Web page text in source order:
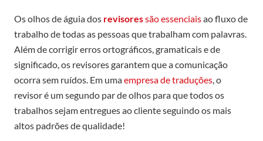
Os olhos de águia dos revisoressão essenciaisao fluxo de
trabalho de todas as pessoas que trabalham com palavras.
Além de corrigir erros ortográficos, gramaticais e de
significado, os revisores garantem que a comunicação
ocorra sem ruídos. Em umaempresa de traduções , o
revisor é um segundo par de olhos para que todos os
trabalhos sejam entregues ao cliente seguindo os mais
altos padrões de qualidade!